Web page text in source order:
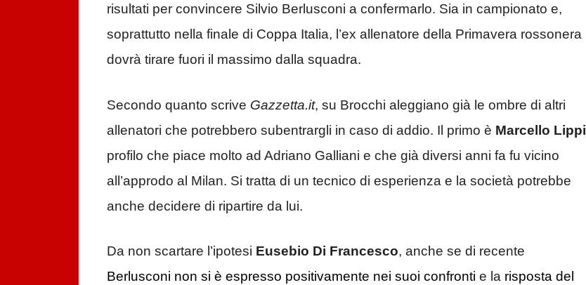
risultati per convincere Silvio Berlusconi a confermarlo. Sia in campionato e,
soprattutto nella finale di Coppa Italia, l’ex allenatore della Primavera rossonera
dovrà tirare fuori il massimo dalla squadra.
Secondo quanto scrive Gazzetta.it, su Brocchi aleggiano già le ombre di altri
allenatori che potrebbero subentrargli in caso di addio. Il primo è Marcello Lippi
profilo che piace molto ad Adriano Galliani e che già diversi anni fa fu vicino
all’approdo al Milan. Si tratta di un tecnico di esperienza e la società potrebbe
anche decidere di ripartire da lui.
Da non scartare l’ipotesi Eusebio Di Francesco, anche se di recente
Berlusconi non si è espresso positivamente nei suoi confronti e la risposta del